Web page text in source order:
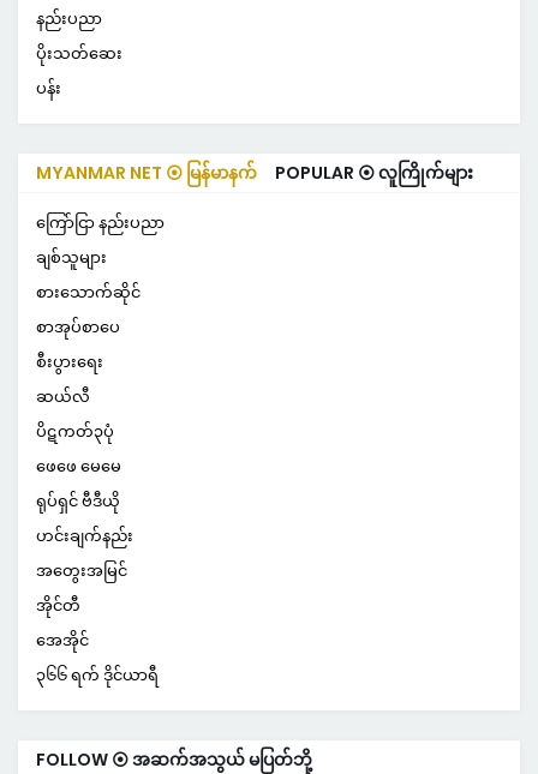
နည်းပညာ
ပိုးသတ်ဆေး
ပန်း
MYANMAR NET ⦿ မြန်မာနက် POPULAR ⦿ လူကြိုက်များ
ကြော်ငြာ နည်းပညာ
ချစ်သူများ
စားသောက်ဆိုင်
စာအုပ်စာပေ
စီးပွားရေး
ဆယ်လီ
ပိဋကတ်၃ပုံ
ဖေဖေ မေမေ
ရုပ်ရှင် ဗီဒီယို
ဟင်းချက်နည်း
အတွေးအမြင်
အိုင်တီ
အေအိုင်
၃၆၆ ရက် ဒိုင်ယာရီ
FOLLOW ⦿ အဆက်အသွယ် မပြတ်ဘို့